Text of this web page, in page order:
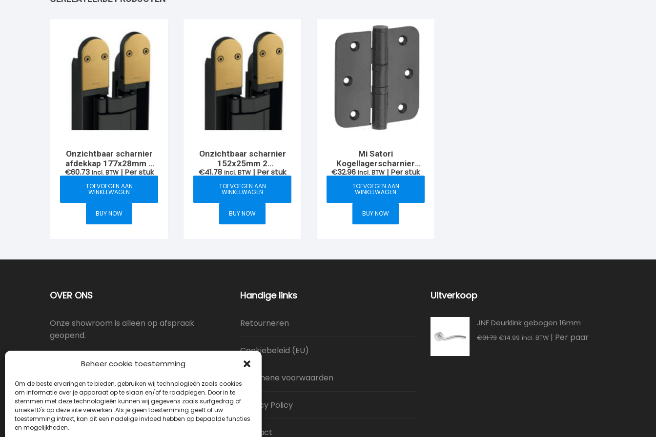
Beheer cookie toestemming
Om de beste ervaringen te bieden, gebruiken wij technologieën zoals cookies
om informatie over je apparaat op te slaan en/of te raadplegen. Door in te
stemmen met deze technologieën kunnen wij gegevens zoals surfgedrag of
unieke ID's op deze site verwerken. Als je geen toestemming geeft of uw
toestemming intrekt, kan dit een nadelige invloed hebben op bepaalde functies
en mogelijkheden.
Onzichtbaar scharnier
afdekkap 177x28mm 2
scharnieren tot max
80KG Titanium Messing
€60.73 incl. BTW | Per stuk
TOEVOEGEN AAN
WINKELWAGEN
BUY NOW
Onzichtbaar scharnier
152x25mm 2
scharnieren tot max
50KG Titanium Messing
€41.78 incl. BTW | Per stuk
TOEVOEGEN AAN
WINKELWAGEN
BUY NOW
Mi Satori
Kogellagerscharnier
platte knop en ronde
hoek 76x76mm
€32.96 incl. BTW | Per stuk
TOEVOEGEN AAN
WINKELWAGEN
BUY NOW
OVER ONS
Onze showroom is alleen op afspraak
geopend.
Oostergracht 17-10, 3763LX Soest
info@deurkrukwinkel.nl
Maandag - Vrijdag 08:30 - 17:30
Handige links
Retourneren
Cookiebeleid (EU)
Algemene voorwaarden
Privacy Policy
Contact
Uitverkoop
JNF Deurklink gebogen 16mm
€31.73 Oorspronkelijke
€14.99Huidige
incl. BTW | Per paar